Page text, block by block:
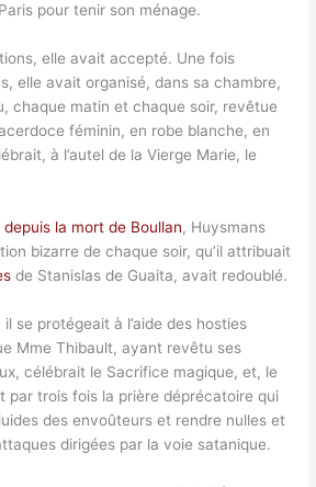
pour tenir son ménage.
elle avait accepté. Une fois
elle avait organisé, dans sa chambre,
chaque matin et chaque soir, revêtue
féminin, en robe blanche, en
à l’autel de la Vierge Marie, le
depuis la mort de Boullan, Huysmans
bizarre de chaque soir, qu’il attribuait
de Stanislas de Guaita, avait redoublé.
il se protégeait à l’aide des hosties
Mme Thibault, ayant revêtu ses
célébrait le Sacrifice magique, et, le
par trois fois la prière déprécatoire qui
des envoûteurs et rendre nulles et
dirigées par la voie satanique.